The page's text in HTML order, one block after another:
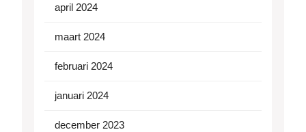
april 2024
maart 2024
februari 2024
januari 2024
december 2023